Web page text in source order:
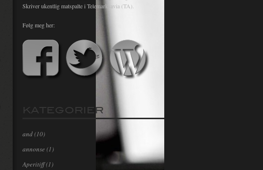
Skriver ukentlig matspalte i Telemarksavia (TA).
Følg meg her:
KATEGORIER
and(10)
annonse (1)
Aperitiff(1)